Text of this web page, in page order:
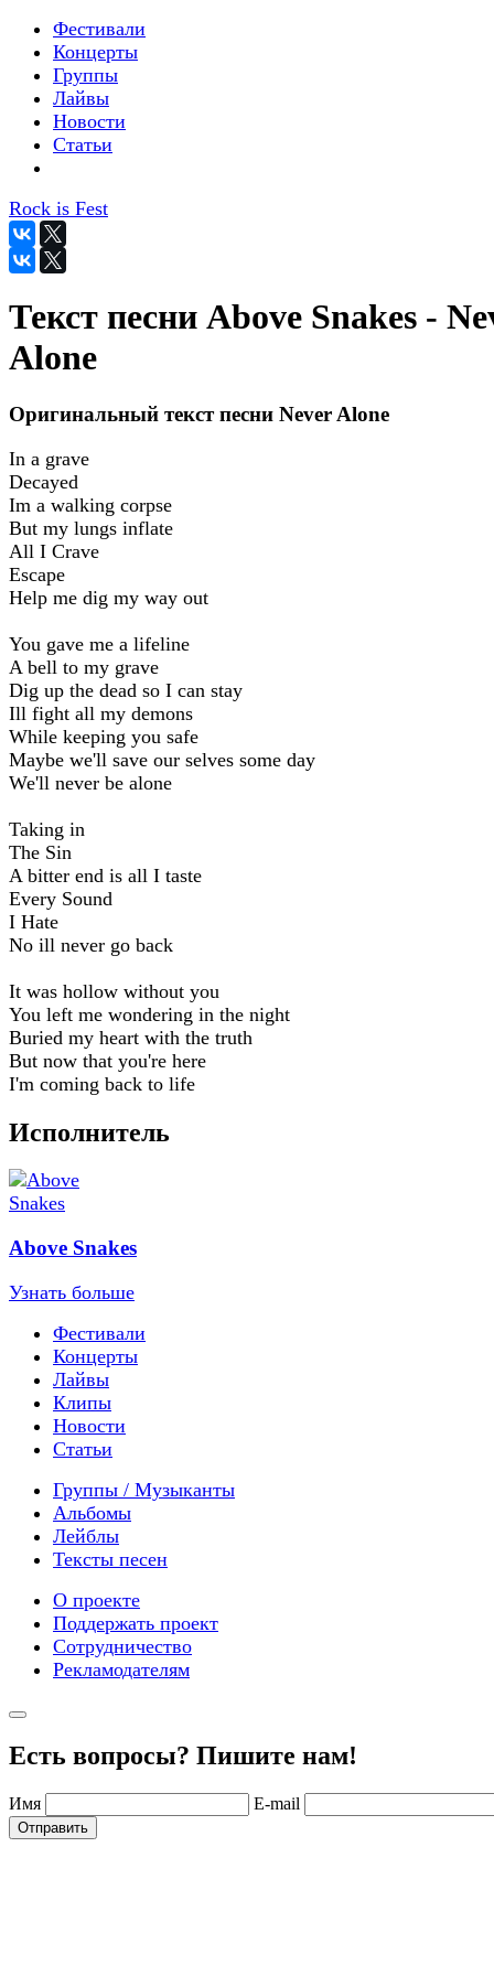
Фестивали
Концерты
Группы
Лайвы
Новости
Статьи
Rock is Fest
Текст песни Above Snakes -
Alone
Оригинальный текст песни Never Alone
In a grave
Decayed
Im a walking corpse
But my lungs inflate
All I Crave
Escape
Help me dig my way out
You gave me a lifeline
A bell to my grave
Dig up the dead so I can stay
Ill fight all my demons
While keeping you safe
Maybe we'll save our selves some day
We'll never be alone
Taking in
The Sin
A bitter end is all I taste
Every Sound
I Hate
No ill never go back
It was hollow without you
You left me wondering in the night
Buried my heart with the truth
But now that you're here
I'm coming back to life
Исполнитель
Above Snakes
Узнать больше
Фестивали
Концерты
Лайвы
Клипы
Новости
Статьи
Группы / Музыканты
Альбомы
Лейблы
Тексты песен
О проекте
Поддержать проект
Сотрудничество
Рекламодателям
Есть вопросы? Пишите нам!
Имя E-mail